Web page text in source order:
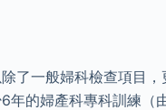
了一般婦科檢查項目
年的婦產科專科訓練（